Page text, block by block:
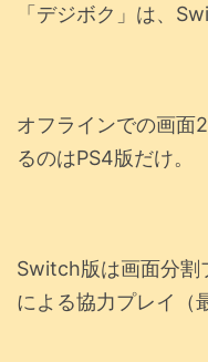
「デジボク」は、
オフラインでの画面
るのはPS4版だけ。
Switch版は画面分割
による協力プレイ（